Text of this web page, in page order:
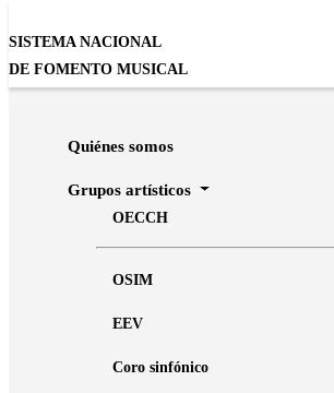
SISTEMA NACIONAL
DE FOMENTO MUSICAL
Quiénes somos
Grupos artísticos
OECCH
OSIM
EEV
Coro sinfónico
Homenaje a Tamaulipas II
Semillero Orquesta sinfónica